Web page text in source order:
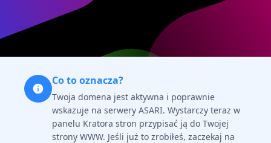
Co to oznacza?
Twoja domena jest aktywna i poprawnie
wskazuje na serwery ASARI. Wystarczy teraz w
panelu Kratora stron przypisać ją do Twojej
strony WWW. Jeśli już to zrobiłeś, zaczekaj na